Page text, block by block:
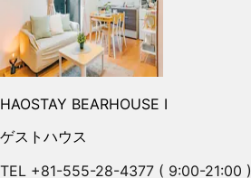
HAOSTAY BEARHOUSE I
ゲストハウス
TEL +81-555-28-4377 ( 9:00-21:00 )